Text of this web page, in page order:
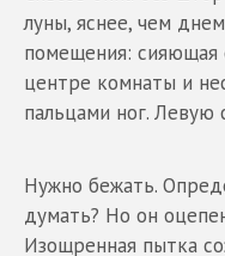
луны, яснее, чем
помещения: сияющая
центре комнаты и
пальцами ног. Левую
Нужно бежать.
думать? Но он
Изощренная пытка